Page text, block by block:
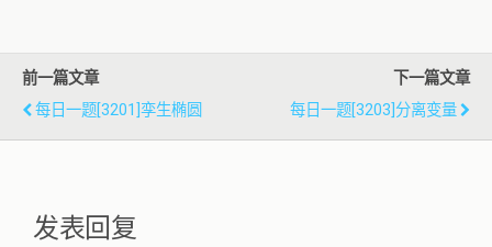
前一篇文章
每日一题[3201]孪生椭圆
下一篇文章
每日一题[3203]分离变量
发表回复